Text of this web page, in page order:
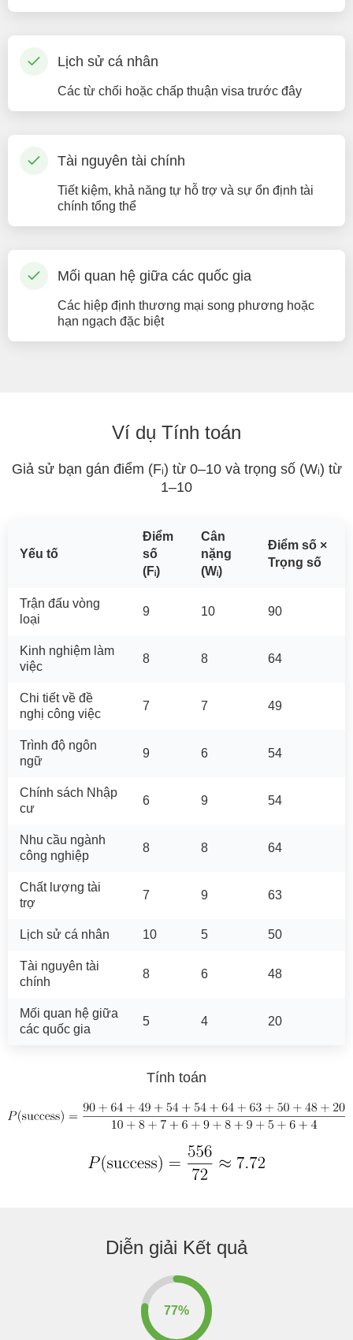
Lịch sử cá nhân
Các từ chối hoặc chấp thuận visa trước đây
Tài nguyên tài chính
Tiết kiệm, khả năng tự hỗ trợ và sự ổn định tài
chính tổng thể
Mối quan hệ giữa các quốc gia
Các hiệp định thương mại song phương hoặc
hạn ngạch đặc biệt
Ví dụ Tính toán
Giả sử bạn gán điểm (Fᵢ) từ 0–10 và trọng số (Wᵢ) từ
1–10
Yếu tố
Điểm
số
(Fᵢ)
Cân
nặng
(Wᵢ)
Điểm số ×
Trọng số
Trận đấu vòng
loại
9 10 90
Kinh nghiệm làm
việc
8 8 64
Chi tiết về đề
nghị công việc
7 7 49
Trình độ ngôn
ngữ
9 6 54
Chính sách Nhập
cư
6 9 54
Nhu cầu ngành
công nghiệp
8 8 64
Chất lượng tài
trợ
7 9 63
Lịch sử cá nhân 10 5 50
Tài nguyên tài
chính
8 6 48
Mối quan hệ giữa
các quốc gia
5 4 20
Tính toán
Diễn giải Kết quả
77%